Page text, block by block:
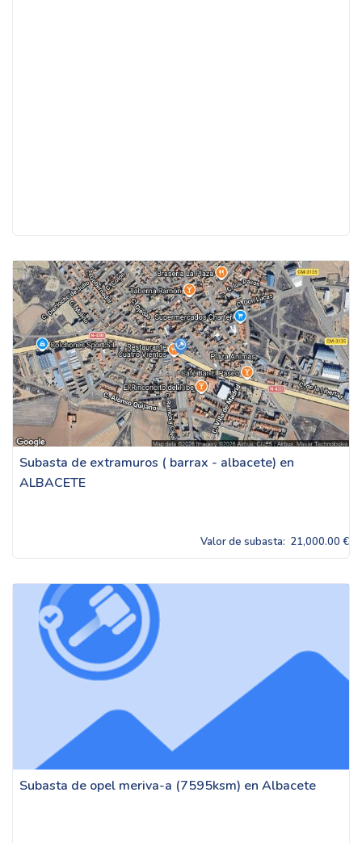
Subasta de extramuros ( barrax - albacete) en
ALBACETE
Valor de subasta: 21,000.00 €
Subasta de opel meriva-a (7595ksm) en Albacete